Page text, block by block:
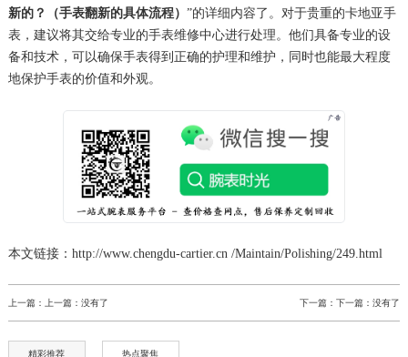
新的？（手表翻新的具体流程） ”的详细内容了。对于贵重的卡地亚手
表，建议将其交给专业的手表维修中心进行处理。他们具备专业的设
备和技术，可以确保手表得到正确的护理和维护，同时也能最大程度
地保护手表的价值和外观。
本文链接：http://www.chengdu-cartier.cn /Maintain/Polishing/249.html
上一篇：上一篇：没有了 下一篇：下一篇：没有了
精彩推荐 热点聚焦